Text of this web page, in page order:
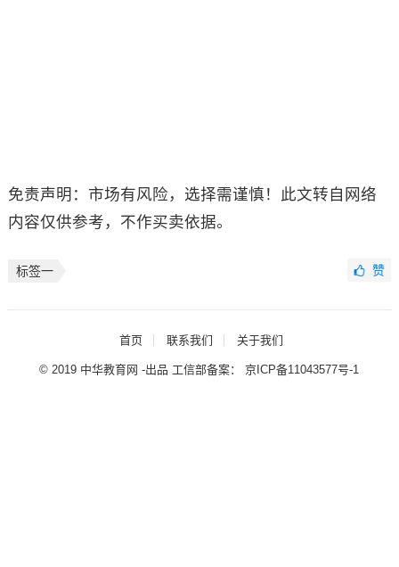
免责声明：市场有风险，选择需谨慎！此文转自网络
内容仅供参考，不作买卖依据。
标签一 赞
首页 联系我们 关于我们
© 2019 中华教育网 -出品 工信部备案：京ICP备11043577号-1